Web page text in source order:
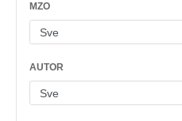
MZO
AUTOR